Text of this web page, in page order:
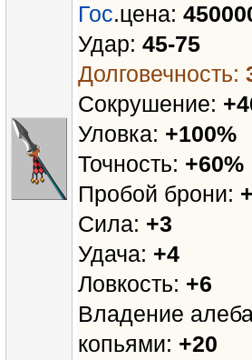
Гос.цена:
Удар: 45-75
Долговечность:
Сокрушение:
Уловка: +100%
Точность: +60%
Пробой брони:
Сила: +3
Удача: +4
Ловкость: +6
Владение
копьями: +20